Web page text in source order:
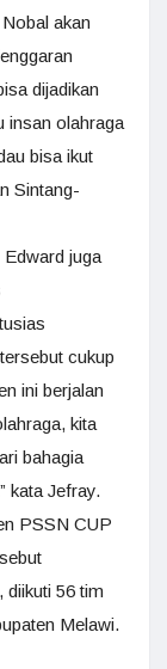
akan
dijadikan
insan olahraga
bisa ikut
Sintang-
juga
cukup
ini berjalan
kita
bahagia
kata Jefray.
PSSN CUP
diikuti 56 tim
Melawi.